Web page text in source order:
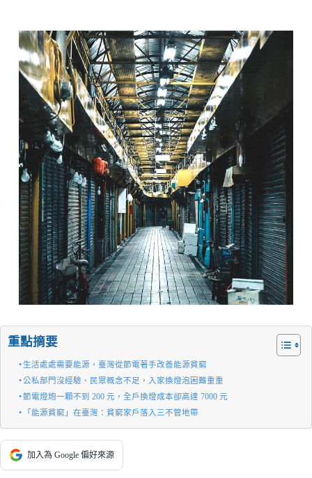
重點摘要
生活處處需要能源，臺灣從節電著手改善能源貧窮
公私部門沒經驗、民眾概念不足，入家換燈泡困難重重
節電燈炮一顆不到 200 元，全戶換燈成本卻高達 7000 元
「能源貧窮」在臺灣：貧窮家戶落入三不管地帶
加入為 Google 偏好來源